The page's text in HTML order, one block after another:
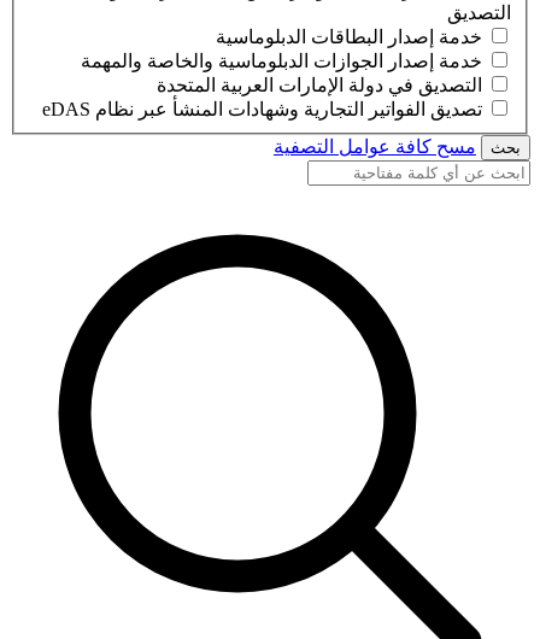
التصديق
خدمة إصدار البطاقات الدبلوماسية
خدمة إصدار الجوازات الدبلوماسية والخاصة والمهمة
التصديق في دولة الإمارات العربية المتحدة
تصديق الفواتير التجارية وشهادات المنشأ عبر نظام eDAS
بحث مسح كافة عوامل التصفية